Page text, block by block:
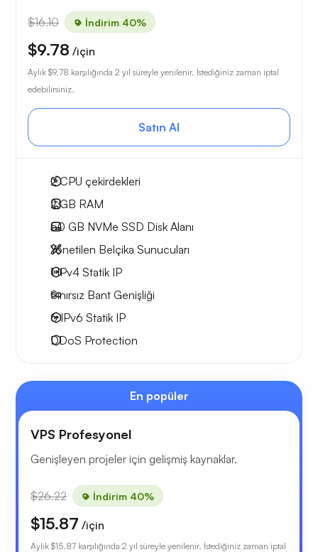
$16.10 İndirim 40%
$9.78 /için
Aylık $9.78 karşılığında 2 yıl süreyle yenilenir. İstediğiniz zaman iptal
edebilirsiniz.
Satın Al
2CPU çekirdekleri
2 GB RAM
50 GB NVMe SSD Disk Alanı
Yönetilen Belçika Sunucuları
1 IPv4 Statik IP
Sınırsız Bant Genişliği
6 IPv6 Statik IP
DDoS Protection
En popüler
VPS Profesyonel
Genişleyen projeler için gelişmiş kaynaklar.
$26.22 İndirim 40%
$15.87 /için
Aylık $15.87 karşılığında 2 yıl süreyle yenilenir. İstediğiniz zaman iptal